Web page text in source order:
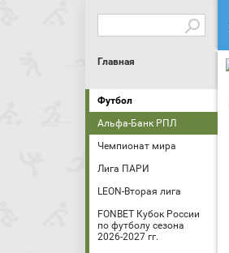
Главная
Футбол
Альфа-Банк РПЛ
Чемпионат мира
Лига ПАРИ
LEON-Вторая лига
FONBET Кубок России
по футболу сезона
2026-2027 гг.